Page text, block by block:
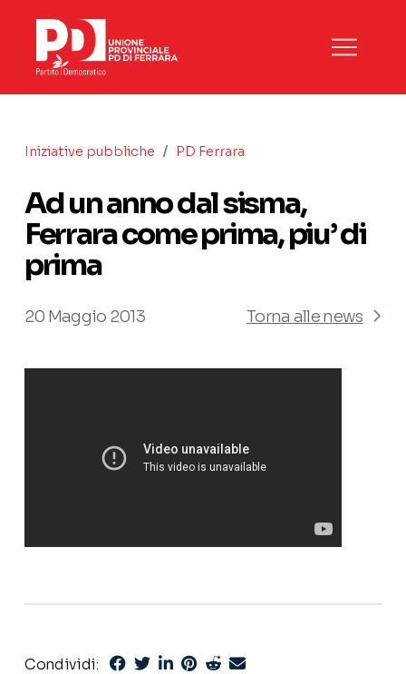
Iniziative pubbliche / PD Ferrara
Ad un anno dal sisma,
Ferrara come prima, piu’ di
prima
20 Maggio 2013 Torna alle news
Condividi: